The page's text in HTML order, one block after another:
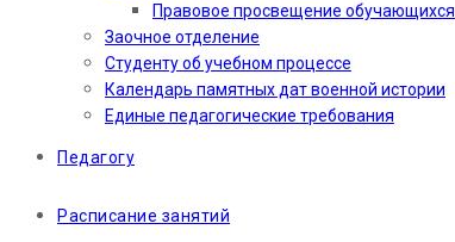
Правовое просвещение обучающихся
Заочное отделение
Студенту об учебном процессе
Календарь памятных дат военной истории
Единые педагогические требования
Педагогу
Расписание занятий